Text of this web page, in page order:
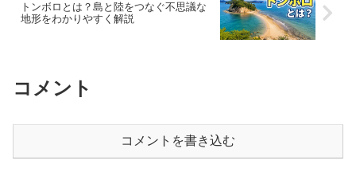
トンボロとは？島と陸をつなぐ不思議な
地形をわかりやすく解説
コメント
コメントを書き込む